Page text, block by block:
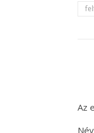
Az
Név